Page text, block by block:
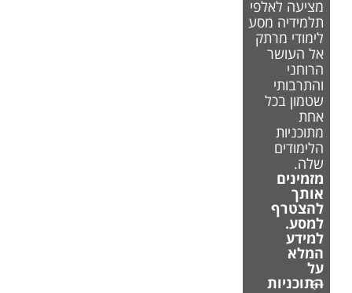
מציעה לאלפי
תלמידיה מסע
לימודי מרתק
אל העושר
הרוחני
והתרבותי
שטמון בכל
אחת
מתוכניות
הלימודים
שלה.
מזמינים
אותך
להצטרף
למסע.
למידע
המלא
על
התוכניות